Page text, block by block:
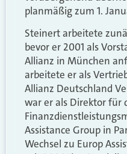
planmäßig zum 1.
Steinert arbeitete
bevor er 2001 als
Allianz in München
arbeitete er als
Allianz Deutschland
war er als Direktor für
Assistance Group in
Wechsel zu Europ